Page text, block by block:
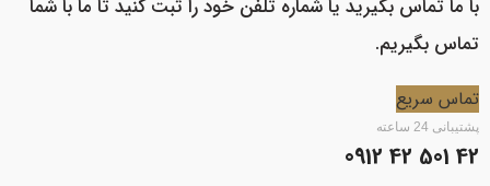
با ما تماس بگیرید یا شماره تلفن خود را ثبت کنید تا ما با شما
تماس بگیریم.
تماس سریع
پشتیبانی 24 ساعته
42 501 42 0912